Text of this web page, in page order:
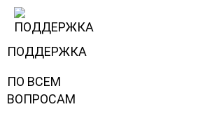
ПОДДЕРЖКА
ПО ВСЕМ
ВОПРОСАМ